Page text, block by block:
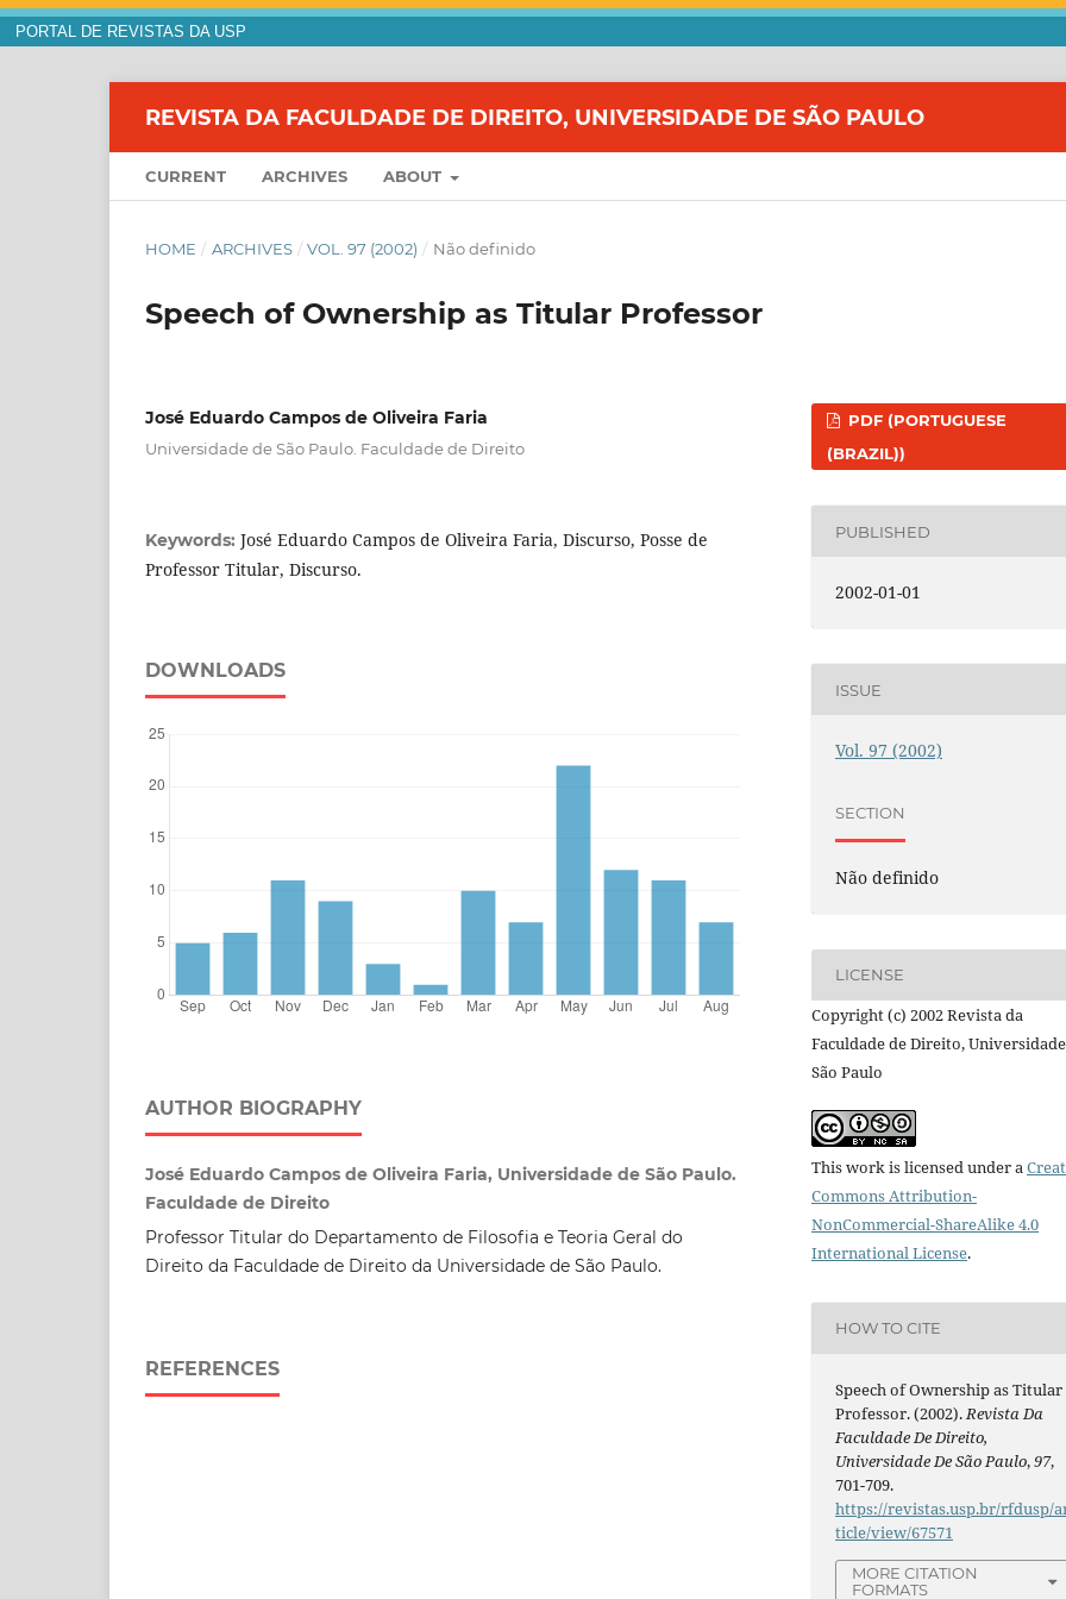
PORTAL DE REVISTAS DA USP
REVISTA DA FACULDADE DE DIREITO, UNIVERSIDADE DE SÃO PAULO
CURRENT ARCHIVES ABOUT
HOME / ARCHIVES / VOL. 97 (2002) / Não definido
Speech of Ownership as Titular Professor
José Eduardo Campos de Oliveira Faria
Universidade de São Paulo. Faculdade de Direito
Keywords: José Eduardo Campos de Oliveira Faria, Discurso, Posse de
Professor Titular, Discurso.
DOWNLOADS
AUTHOR BIOGRAPHY
José Eduardo Campos de Oliveira Faria, Universidade de São Paulo.
Faculdade de Direito
Professor Titular do Departamento de Filosofia e Teoria Geral do
Direito da Faculdade de Direito da Universidade de São Paulo.
REFERENCES
PDF (PORTUGUESE
(BRAZIL))
PUBLISHED
2002-01-01
ISSUE
Vol. 97 (2002)
SECTION
Não definido
LICENSE
Copyright (c) 2002 Revista da
Faculdade de Direito,
São Paulo
This work is licensed under a
Commons Attribution-
NonCommercial-ShareAlike 4.0
International License.
HOW TO CITE
Speech of Ownership as Titular
Professor. (2002). Revista Da
Faculdade De Direito,
Universidade De São Paulo,97,
701-709.
https://revistas.usp.br/rfdusp/
ticle/view/67571
MORE CITATION
FORMATS